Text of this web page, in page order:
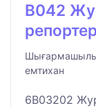
B042
репортер
емтихан
6B03202